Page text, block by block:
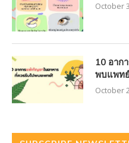
October
10 อาก
พบแพท
October